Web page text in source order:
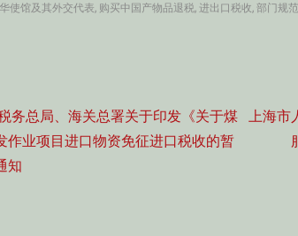
使馆及其外交代表, 购买中国产物品退税, 进出口税收, 部门规
务总局、海关总署关于印发《关于煤
作业项目进口物资免征进口税收的暂
知
Next
上海市